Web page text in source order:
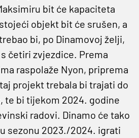
bit će kapaciteta
objekt bit će srušen, a
bi, po Dinamovoj želji,
četiri zvjezdice. Prema
raspolaže Nyon, priprema
projekt trebala bi trajati do
te bi tijekom 2024. godine
radovi. Dinamo će tako
sezonu 2023./2024. igrati